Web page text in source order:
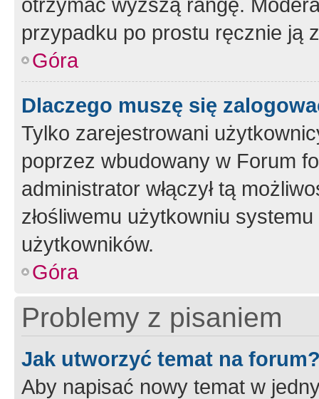
przypadku po prostu ręcznie ją
Góra
Dlaczego muszę się
Tylko zarejestrowani
poprzez wbudowany w Forum
administrator włączył tą
złośliwemu użytkowniu
użytkowników.
Góra
Problemy z pisaniem
Jak utworzyć temat na
Aby napisać nowy temat w